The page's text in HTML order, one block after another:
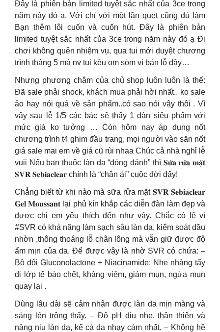
Đây là phiên bản limited tuyệt sắc nhất của 3ce trong
năm này đó ạ. Với chỉ với một lần quẹt cũng đủ làm
Bạn thêm lôi cuốn và cuốn hút. Đây là phiên bản
limited tuyệt sắc nhất của 3ce trong năm này đó ạ Đi
chơi không quên nhiệm vụ, qua tui mới duyệt chương
trình tháng 5 mà nv tui kêu om sòm vì bán lỗ đây…
Nhưng phương châm của chủ shop luôn luôn là thế:
Đã sale phải shock, khách mua phải hời nhất.. ko sale
ảo hay nói quá về sản phẩm..có sao nói vậy thôi . Vì
vậy sau lễ 1/5 các bác sẽ thấy 1 dàn siêu phẩm với
mức giá ko tưởng … Còn hôm nay áp dụng nốt
chương trình t4 ghim đầu trang, mọi người vào săn nốt
giá sale mai em về giá cũ rùi nhaa Chúc cả nhà nghỉ lễ
vuii Nếu bạn thuộc làn da “đỏng đảnh” thì 𝐒𝐮̛̃𝐚 𝐫𝐮̛̉𝐚 𝐦𝐚̣̆𝐭
𝐒𝐕𝐑 𝐒𝐞𝐛𝐢𝐚𝐜𝐥𝐞𝐚𝐫 chính là “chân ái” cuộc đời đấy!
Chẳng biết từ khi nào mà sữa rửa mặt 𝐒𝐕𝐑 𝐒𝐞𝐛𝐢𝐚𝐜𝐥𝐞𝐚𝐫
𝐆𝐞𝐥 𝐌𝐨𝐮𝐬𝐬𝐚𝐧𝐭 lại phủ kín khắp các diễn đàn làm đẹp và
được chị em yêu thích đến như vậy. Chắc có lẽ vì
#SVR có khả năng làm sạch sâu làn da, kiểm soát dầu
nhờn ,thông thoáng lỗ chân lông mà vẫn giữ được độ
ẩm mịn của da. Để được vậy là nhờ SVR có chứa: –
Bộ đôi Gluconolactone + Niacinamide: Nhẹ nhàng tẩy
đi lớp tế bào chết, kháng viêm, giảm mụn, ngừa mụn
quay lại .
Dùng lâu dài sẽ cảm nhận được làn da mịn màng và
sáng lên trông thấy. – Độ pH dịu nhẹ, thân thiện và
nâng niu làn da, kể cả da nhạy cảm nhất. – Không hề